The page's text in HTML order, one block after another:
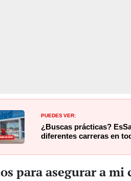
PUEDES VER:
¿Buscas prácticas?
diferentes carreras en
para asegurar a mi